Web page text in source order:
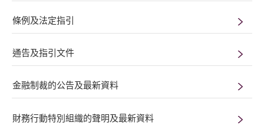
條例及法定指引
通告及指引文件
金融制裁的公告及最新資料
財務行動特別組織的聲明及最新資料